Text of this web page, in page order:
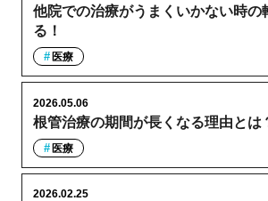
他院での治療がうまくいかない時の
る！
医療
根管治療の期間が長くなる理由とは
2026.05.06
医療
2026.02.25